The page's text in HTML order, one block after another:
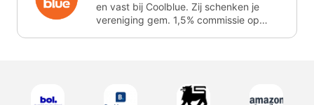
en vast bij Coolblue. Zij schenken je
vereniging gem. 1,5% commissie op